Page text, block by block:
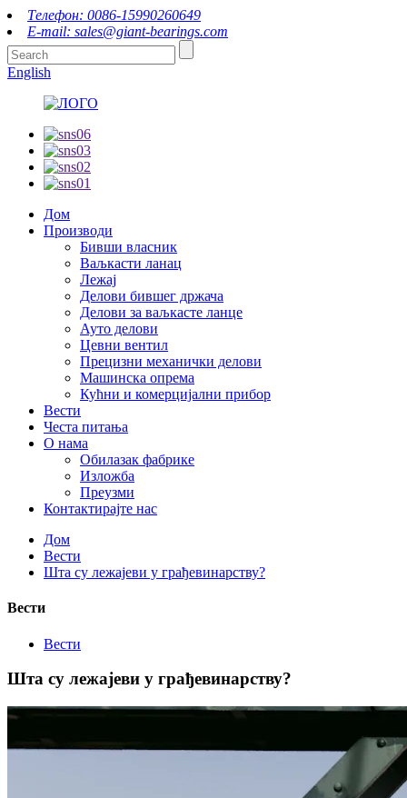
Телефон: 0086-15990260649
E-mail: sales@giant-bearings.com
English
Дом
Производи
Бивши власник
Ваљкасти ланац
Лежај
Делови бившег држача
Делови за ваљкасте ланце
Ауто делови
Цевни вентил
Прецизни механички делови
Машинска опрема
Кућни и комерцијални прибор
Вести
Честа питања
О нама
Обилазак фабрике
Изложба
Преузми
Контактирајте нас
Дом
Вести
Шта су лежајеви у грађевинарству?
Вести
Вести
Шта су лежајеви у грађевинарству?